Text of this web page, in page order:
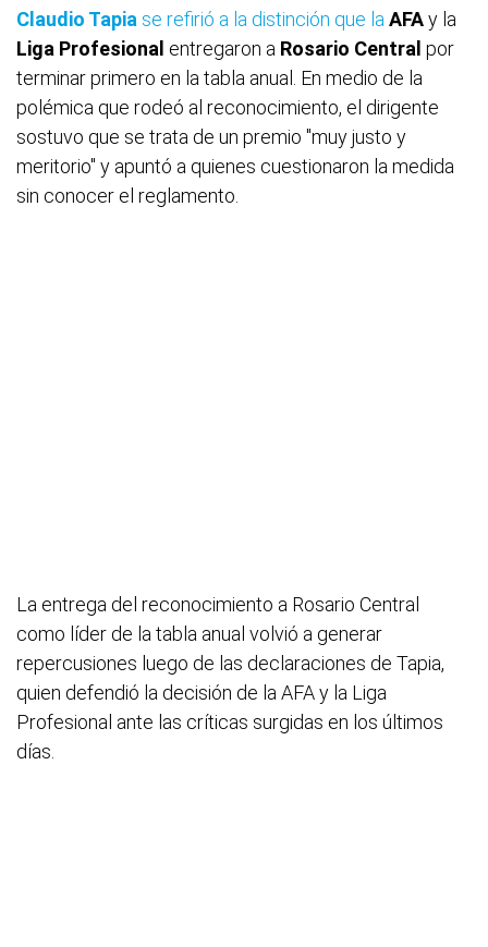
Claudio Tapia se refirió a la distinción que laAFAy la
Liga Profesional entregaron a Rosario Central por
terminar primero en la tabla anual. En medio de la
polémica que rodeó al reconocimiento, el dirigente
sostuvo que se trata de un premio "muy justo y
meritorio" y apuntó a quienes cuestionaron la medida
sin conocer el reglamento.
La entrega del reconocimiento a Rosario Central
como líder de la tabla anual volvió a generar
repercusiones luego de las declaraciones de Tapia,
quien defendió la decisión de la AFA y la Liga
Profesional ante las críticas surgidas en los últimos
días.